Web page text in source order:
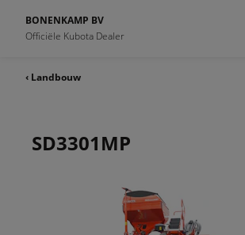
BONENKAMP BV
Officiële Kubota Dealer
‹ Landbouw
SD3301MP